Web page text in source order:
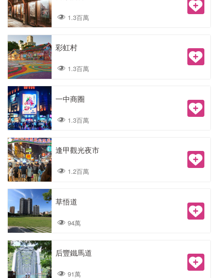
1.3百萬
彩虹村
1.3百萬
一中商圈
1.3百萬
逢甲觀光夜市
1.2百萬
草悟道
94萬
后豐鐵馬道
91萬